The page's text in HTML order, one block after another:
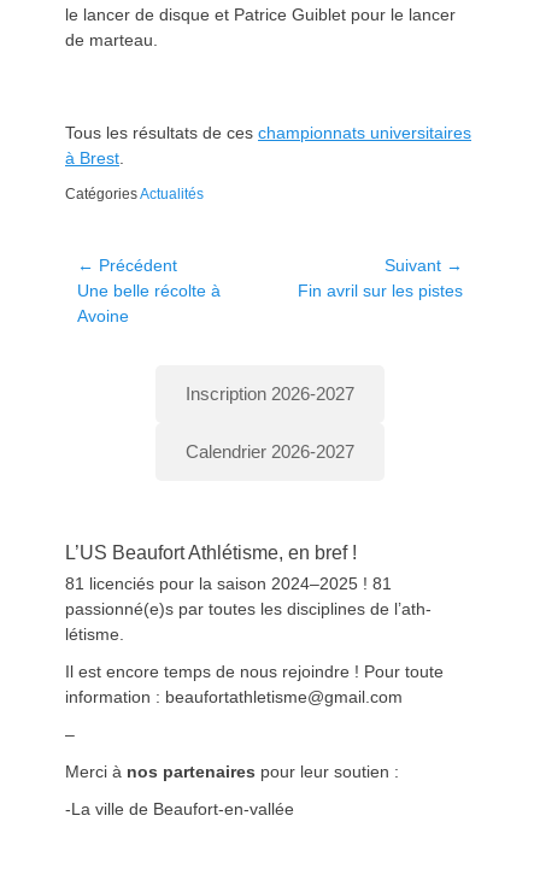
le lancer de disque et Patrice Guiblet pour le lancer
de marteau.
Tous les résul­tats de ces cham­pi­onnats uni­ver­si­taires
à Brest
CatégoriesActualités
Navigation
de
l’article
← Précédent
Article
précédent :
Une belle récolte à
Avoine
Suivant →
ArticleFin avril sur les pistes
Inscription 2026-2027
Calendrier 2026-2027
L’US Beaufort Athlétisme, en bref !
81 licen­ciés pour la sai­son 2024–2025 ! 81
passionné(e)s par toutes les dis­ci­plines de l’ath­
létisme.
Il est encore temps de nous rejoin­dre ! Pour toute
infor­ma­tion : beaufortathletisme@gmail.com
–
Mer­ci à nos parte­naires pour leur sou­tien :
-La ville de Beau­fort-en-val­lée